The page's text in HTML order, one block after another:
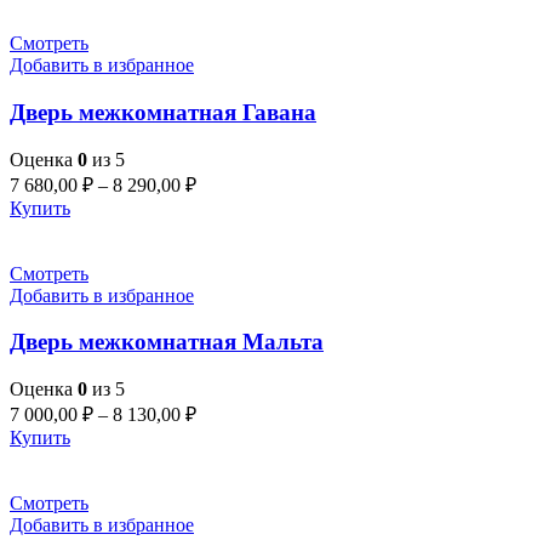
Смотреть
Добавить в избранное
Дверь межкомнатная Гавана
Оценка 0 из 5
7 680,00 ₽ – 8 290,00 ₽
Купить
Смотреть
Добавить в избранное
Дверь межкомнатная Мальта
Оценка 0 из 5
7 000,00 ₽ – 8 130,00 ₽
Купить
Смотреть
Добавить в избранное